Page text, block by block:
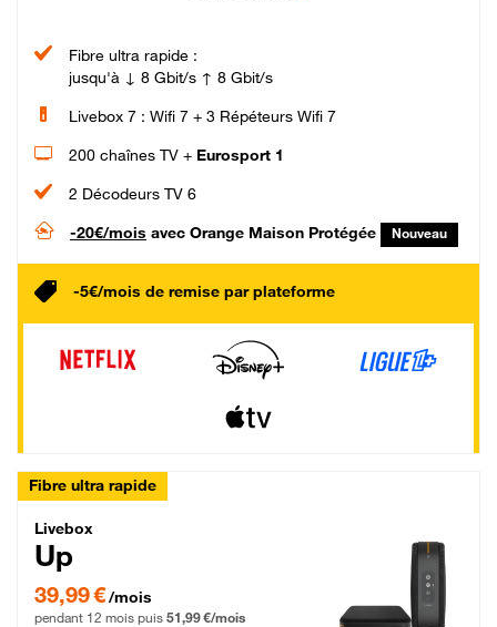
Fibre ultra rapide :
jusqu'à ↓ 8 Gbit/s ↑ 8 Gbit/s
Livebox 7 : Wifi 7 + 3 Répéteurs Wifi 7
200 chaînes TV + Eurosport 1
2 Décodeurs TV 6
-20€/mois avec Orange Maison Protégée Nouveau
-5€/mois de remise par plateforme
Fibre ultra rapide
Livebox Up Fibre
Livebox
Up
39,99 € par mois pendant 12 mois puis 51,99 € par mois, Engagement 12 mois
39,99 €/mois
pendant 12 mois puis 51,99 €/mois